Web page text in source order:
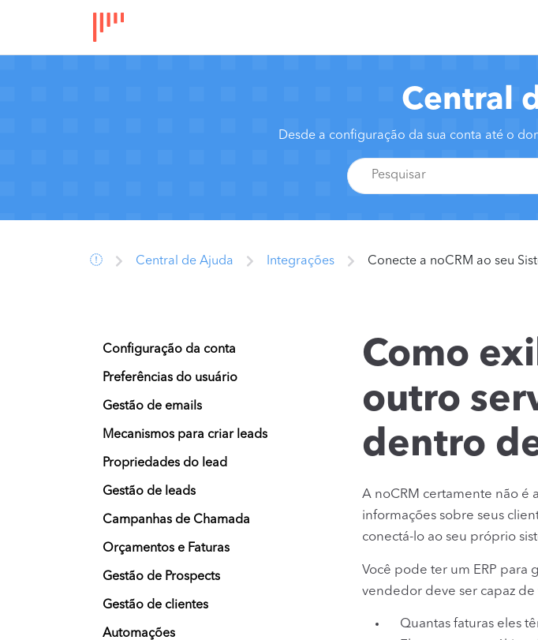
Central
Desde a configuração da sua conta até o
Central de Ajuda Integrações Conecte a noCRM ao seu
Configuração da conta
Preferências do usuário
Gestão de emails
Mecanismos para criar leads
Propriedades do lead
Gestão de leads
Campanhas de Chamada
Orçamentos e Faturas
Gestão de Prospects
Gestão de clientes
Automações
Como
outro
dentro
A noCRM certamente não é
informações sobre seus
conectá-lo ao seu próprio
Você pode ter um ERP para
vendedor deve ser capaz
Quantas faturas eles